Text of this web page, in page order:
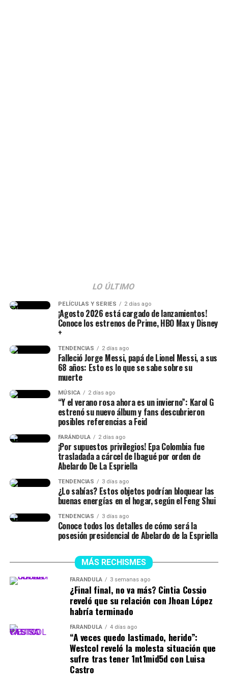
tomada de IG Rechismes)
LO ÚLTIMO
PELÍCULAS Y SERIES 2 días ago
¡Agosto 2026 está cargado de lanzamientos!
Conoce los estrenos de Prime, HBO Max y Disney
+
TENDENCIAS 2 días ago
Falleció Jorge Messi, papá de Lionel Messi, a sus
68 años: Esto es lo que se sabe sobre su
muerte
MÚSICA 2 días ago
“Y el verano rosa ahora es un invierno”: Karol G
estrenó su nuevo álbum y fans descubrieron
posibles referencias a Feid
FARÁNDULA 2 días ago
¡Por supuestos privilegios! Epa Colombia fue
trasladada a cárcel de Ibagué por orden de
Abelardo De La Espriella
TENDENCIAS 3 días ago
¿Lo sabías? Estos objetos podrían bloquear las
buenas energías en el hogar, según el Feng Shui
TENDENCIAS 3 días ago
Conoce todos los detalles de cómo será la
posesión presidencial de Abelardo de la Espriella
MÁS RECHISMES
FARÁNDULA 3 semanas ago
¿Final final, no va más? Cintia Cossio
reveló que su relación con Jhoan López
habría terminado
FARÁNDULA 4 días ago
“A veces quedo lastimado, herido”:
Westcol reveló la molesta situación que
sufre tras tener 1nt1mid5d con Luisa
Castro